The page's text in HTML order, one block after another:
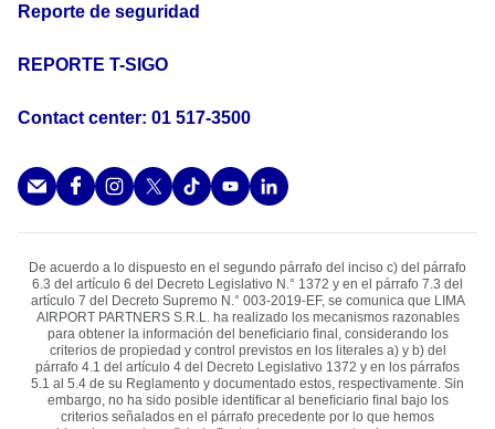
Reporte de seguridad
REPORTE T-SIGO
Contact center: 01 517-3500
De acuerdo a lo dispuesto en el segundo párrafo del inciso c) del párrafo
6.3 del artículo 6 del Decreto Legislativo N.° 1372 y en el párrafo 7.3 del
artículo 7 del Decreto Supremo N.° 003-2019-EF, se comunica que LIMA
AIRPORT PARTNERS S.R.L. ha realizado los mecanismos razonables
para obtener la información del beneﬁciario ﬁnal, considerando los
criterios de propiedad y control previstos en los literales a) y b) del
párrafo 4.1 del artículo 4 del Decreto Legislativo 1372 y en los párrafos
5.1 al 5.4 de su Reglamento y documentado estos, respectivamente. Sin
embargo, no ha sido posible identiﬁcar al beneﬁciario ﬁnal bajo los
criterios señalados en el párrafo precedente por lo que hemos